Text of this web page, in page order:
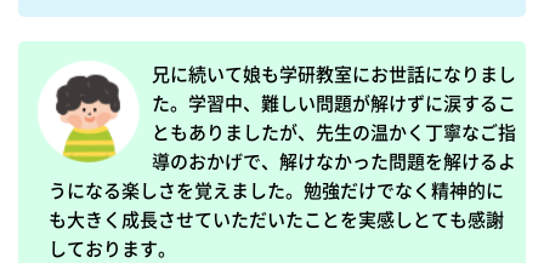
兄に続いて娘も学研教室にお世話になりまし
た。学習中、難しい問題が解けずに涙するこ
ともありましたが、先生の温かく丁寧なご指
導のおかげで、解けなかった問題を解けるよ
うになる楽しさを覚えました。勉強だけでなく精神的に
も大きく成長させていただいたことを実感しとても感謝
しております。